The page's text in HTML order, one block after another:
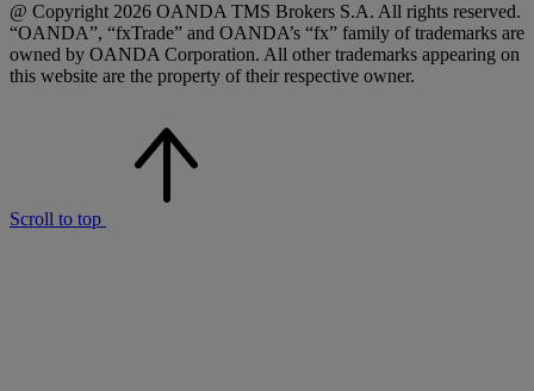
@ Copyright 2026 OANDA TMS Brokers S.A. All rights reserved.
“OANDA”, “fxTrade” and OANDA’s “fx” family of trademarks are
owned by OANDA Corporation. All other trademarks appearing on
this website are the property of their respective owner.
Scroll to top